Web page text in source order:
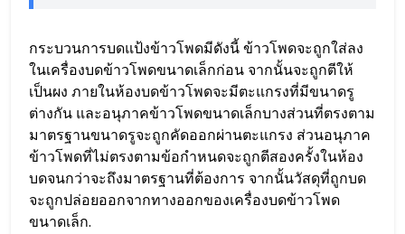
กระบวนการบดแป้งข้าวโพดมีดังนี้ ข้าวโพดจะถูกใส่ลง
ในเครื่องบดข้าวโพดขนาดเล็กก่อน จากนั้นจะถูกตีให้
เป็นผง ภายในห้องบดข้าวโพดจะมีตะแกรงที่มีขนาดรู
ต่างกัน และอนุภาคข้าวโพดขนาดเล็กบางส่วนที่ตรงตาม
มาตรฐานขนาดรูจะถูกคัดออกผ่านตะแกรง ส่วนอนุภาค
ข้าวโพดที่ไม่ตรงตามข้อกำหนดจะถูกตีสองครั้งในห้อง
บดจนกว่าจะถึงมาตรฐานที่ต้องการ จากนั้นวัสดุที่ถูกบด
จะถูกปล่อยออกจากทางออกของเครื่องบดข้าวโพด
ขนาดเล็ก.